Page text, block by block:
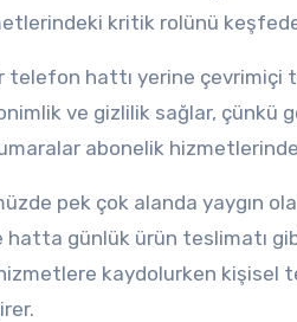
kritik rolünü
telefon hattı yerine çevrimiçi
ve gizlilik sağlar,
abonelik
pek çok alanda yaygın
hatta günlük ürün teslimatı
hizmetlere kaydolurken